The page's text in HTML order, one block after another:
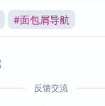
#面包屑导航
反馈交流